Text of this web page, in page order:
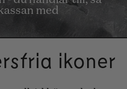
med
ikoner